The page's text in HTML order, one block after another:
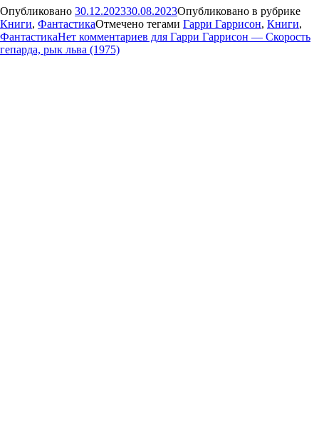
Опубликовано 30.12.202330.08.2023Опубликовано в рубрике
Книги, ФантастикаОтмечено тегами Гарри Гаррисон, Книги,
ФантастикаНет комментариев для Гарри Гаррисон — Скорость
гепарда, рык льва (1975)